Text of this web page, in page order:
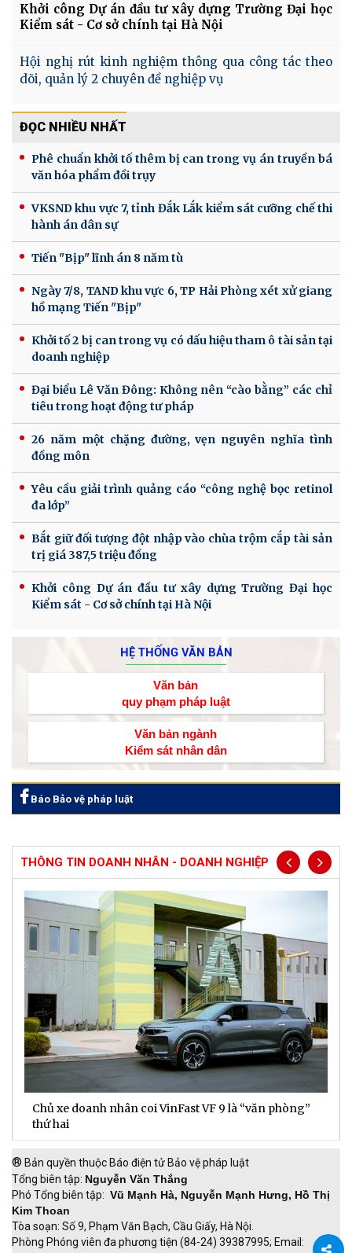
Khởi công Dự án đầu tư xây dựng Trường Đại học
Kiểm sát - Cơ sở chính tại Hà Nội
Hội nghị rút kinh nghiệm thông qua công tác theo
dõi, quản lý 2 chuyên đề nghiệp vụ
ĐỌC NHIỀU NHẤT
Phê chuẩn khởi tố thêm bị can trong vụ án truyền bá
văn hóa phẩm đồi trụy
VKSND khu vực 7, tỉnh Đắk Lắk kiểm sát cưỡng chế thi
hành án dân sự
Tiến "Bịp" lĩnh án 8 năm tù
Ngày 7/8, TAND khu vực 6, TP Hải Phòng xét xử giang
hồ mạng Tiến "Bịp"
Khởi tố 2 bị can trong vụ có dấu hiệu tham ô tài sản tại
doanh nghiệp
Đại biểu Lê Văn Đông: Không nên “cào bằng” các chỉ
tiêu trong hoạt động tư pháp
26 năm một chặng đường, vẹn nguyên nghĩa tình
đồng môn
Yêu cầu giải trình quảng cáo “công nghệ bọc retinol
đa lớp”
Bắt giữ đối tượng đột nhập vào chùa trộm cắp tài sản
trị giá 387,5 triệu đồng
Khởi công Dự án đầu tư xây dựng Trường Đại học
Kiểm sát - Cơ sở chính tại Hà Nội
HỆ THỐNG VĂN BẢN
Văn bản
quy phạm pháp luật
Văn bản ngành
Kiểm sát nhân dân
Báo Bảo vệ pháp luật
THÔNG TIN DOANH NHÂN - DOANH NGHIỆP
Chủ xe doanh nhân coi VinFast VF 9 là “văn phòng”
thứ hai
® Bản quyền thuộc Báo điện tử Bảo vệ pháp luật
Tổng biên tập: Nguyễn Văn Thắng
Phó Tổng biên tập: Vũ Mạnh Hà, Nguyễn Mạnh Hưng, Hồ Thị
Kim Thoan
Tòa soạn: Số 9, Phạm Văn Bạch, Cầu Giấy, Hà Nội.
Phòng Phóng viên đa phương tiện (84-24) 39387995; Email: